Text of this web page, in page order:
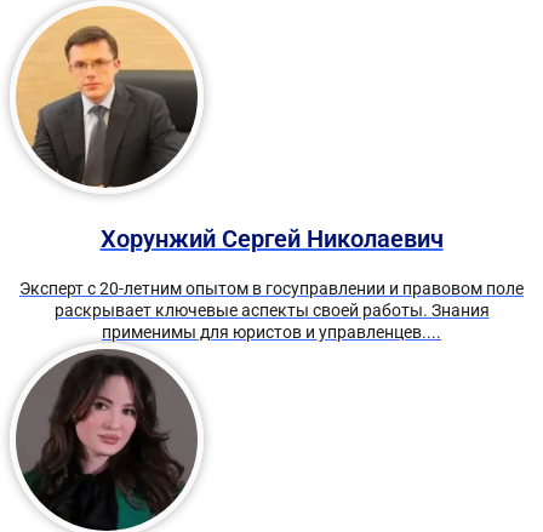
Хорунжий Сергей Николаевич
Эксперт с 20-летним опытом в госуправлении и правовом поле
раскрывает ключевые аспекты своей работы. Знания
применимы для юристов и управленцев....